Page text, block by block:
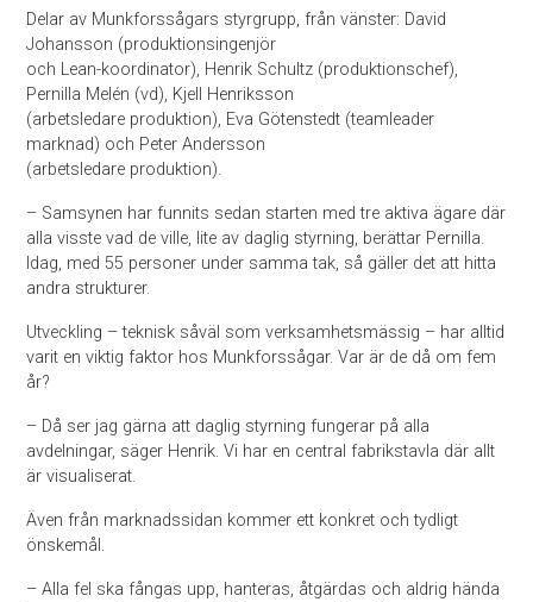
Delar av Munkforssågars styrgrupp, från vänster: David
Johansson (produktionsingenjör
och Lean-koordinator), Henrik Schultz (produktionschef),
Pernilla Melén (vd), Kjell Henriksson
(arbetsledare produktion), Eva Götenstedt (teamleader
marknad) och Peter Andersson
(arbetsledare produktion).
– Samsynen har funnits sedan starten med tre aktiva ägare där
alla visste vad de ville, lite av daglig styrning, berättar Pernilla.
Idag, med 55 personer under samma tak, så gäller det att hitta
andra strukturer.
Utveckling – teknisk såväl som verksamhetsmässig – har alltid
varit en viktig faktor hos Munkforssågar. Var är de då om fem
år?
– Då ser jag gärna att daglig styrning fungerar på alla
avdelningar, säger Henrik. Vi har en central fabrikstavla där allt
är visualiserat.
Även från marknadssidan kommer ett konkret och tydligt
önskemål.
– Alla fel ska fångas upp, hanteras, åtgärdas och aldrig hända